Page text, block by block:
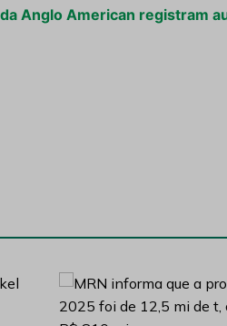
Anglo American registram